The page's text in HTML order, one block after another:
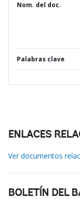
Nom. del doc.
Palabras clave
ENLACES
Ver documentos
BOLETÍN DEL